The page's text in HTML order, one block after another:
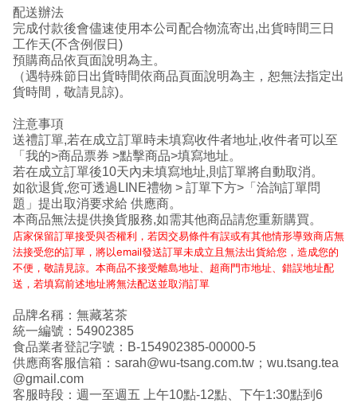
配送辦法
完成付款後會儘速使用本公司配合物流寄出,出貨時間三日
工作天(不含例假日)
預購商品依頁面說明為主。
（遇特殊節日 出貨時間依商品頁面說明為主， 恕無法指定出
貨時間，敬請見諒)。
注意事項
送禮訂單,若在成立訂單時未填寫收件者地址,收件者可以至
「我的>商品票券 >點擊商品>填寫地址。
若在成立訂單後10天內未填寫地址,則訂單將自動取消。
如欲退貨,您可透過 LINE禮物 > 訂單下方>「洽詢訂單問
題」提出取消要求給 供應商。
本商品無法提供換貨服務,如需其他商品請您重新購買。
店家保留訂單接受與否權利，若因交易條件有誤或有其他情形導致商店無
法接受您的訂單，將以email發送訂單未成立且無法出貨給您，造成您的
不便，敬請見諒。 本商品不接受離島地址、超商門市地址、錯誤地址配
送，若填寫前述地址將無法配送並取消訂單
品牌名稱：無藏茗茶
統一編號：54902385
食品業者登記字號：B-154902385-00000-5
供應商客服信箱：sarah@wu-tsang.com.tw；wu.tsang.tea
@gmail.com
客服時段：週一至週五 上午10點-12點、下午1:30點到6